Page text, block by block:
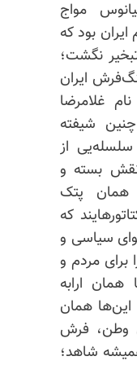
مواج
بود که
نگشت؛
ایران
غلامرضا
شیفته
از
نقش بسته و‌
همان پتک
که
سیاسی و
برای مردم و
ارابه
همان
وطن، فرش
شاهد؛